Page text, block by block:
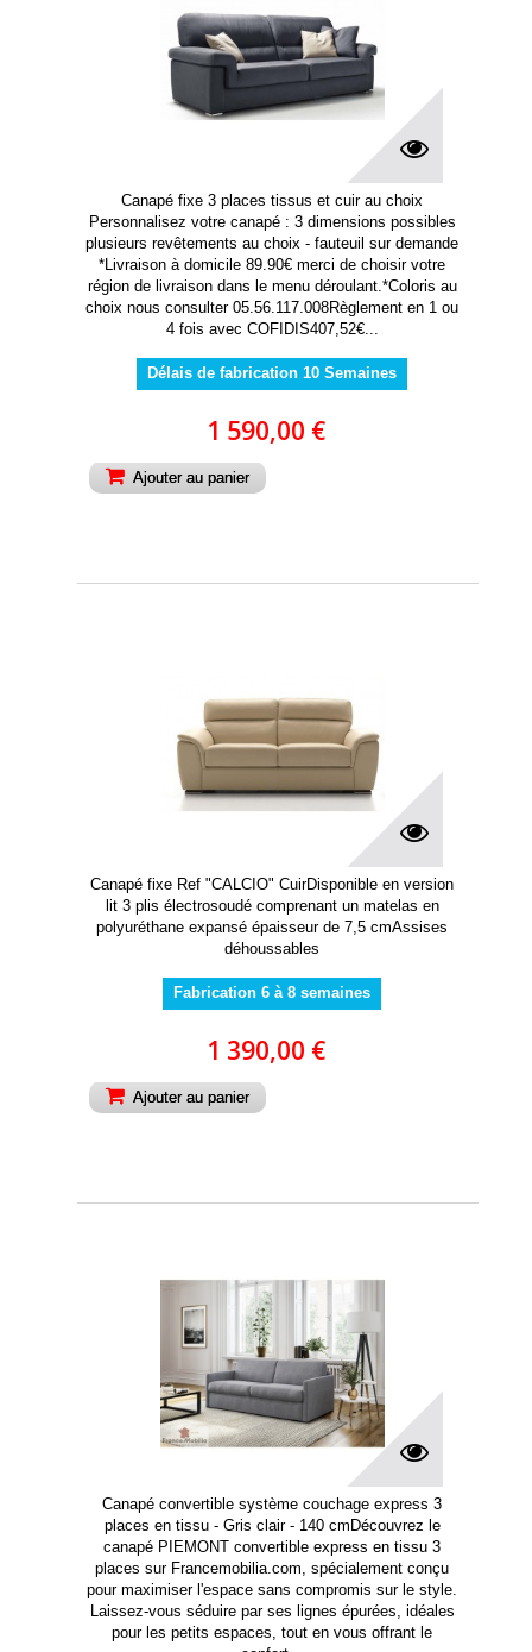
Canapé fixe 3 places tissus et cuir au choix
Personnalisez votre canapé : 3 dimensions possibles
plusieurs revêtements au choix - fauteuil sur demande
*Livraison à domicile 89.90€ merci de choisir votre
région de livraison dans le menu déroulant.*Coloris au
choix nous consulter 05.56.117.008Règlement en 1 ou
4 fois avec COFIDIS407,52€...
Délais de fabrication 10 Semaines
1 590,00 €
Ajouter au panier
Canapé fixe Ref "CALCIO" CuirDisponible en version
lit 3 plis électrosoudé comprenant un matelas en
polyuréthane expansé épaisseur de 7,5 cmAssises
déhoussables
Fabrication 6 à 8 semaines
1 390,00 €
Ajouter au panier
Canapé convertible système couchage express 3
places en tissu - Gris clair - 140 cmDécouvrez le
canapé PIEMONT convertible express en tissu 3
places sur Francemobilia.com, spécialement conçu
pour maximiser l'espace sans compromis sur le style.
Laissez-vous séduire par ses lignes épurées, idéales
pour les petits espaces, tout en vous offrant le